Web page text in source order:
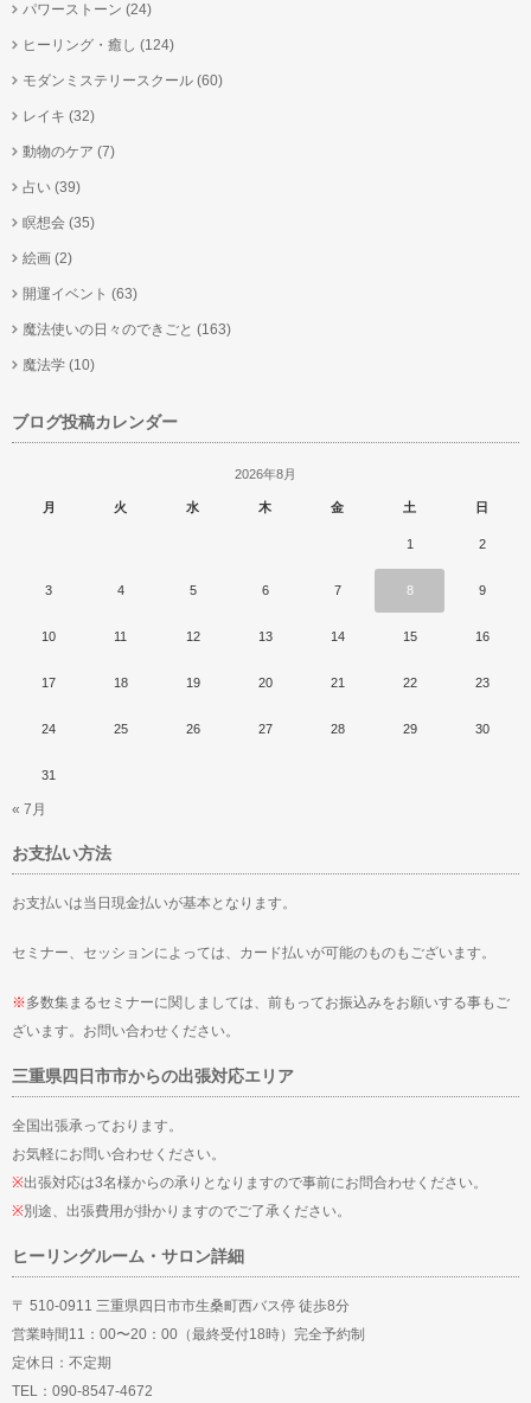
パワーストーン (24)
ヒーリング・癒し (124)
モダンミステリースクール (60)
レイキ (32)
動物のケア (7)
占い (39)
瞑想会 (35)
絵画 (2)
開運イベント (63)
魔法使いの日々のできごと (163)
魔法学 (10)
ブログ投稿カレンダー
2026年8月
月 火 水 木 金 土 日
1 2
3 4 5 6 7 8 9
10 11 12 13 14 15 16
17 18 19 20 21 22 23
24 25 26 27 28 29 30
31
« 7月
お支払い方法
お支払いは当日現金払いが基本となります。
セミナー、セッションによっては、カード払いが可能のものもございます。
※多数集まるセミナーに関しましては、前もってお振込みをお願いする事もご
ざいます。お問い合わせください。
三重県四日市市からの出張対応エリア
全国出張承っております。
お気軽にお問い合わせください。
※出張対応は3名様からの承りとなりますので事前にお問合わせください。
※別途、出張費用が掛かりますのでご了承ください。
ヒーリングルーム・サロン詳細
〒 510-0911 三重県四日市市生桑町西バス停 徒歩8分
営業時間11：00〜20：00（最終受付18時）完全予約制
定休日：不定期
TEL：090-8547-4672